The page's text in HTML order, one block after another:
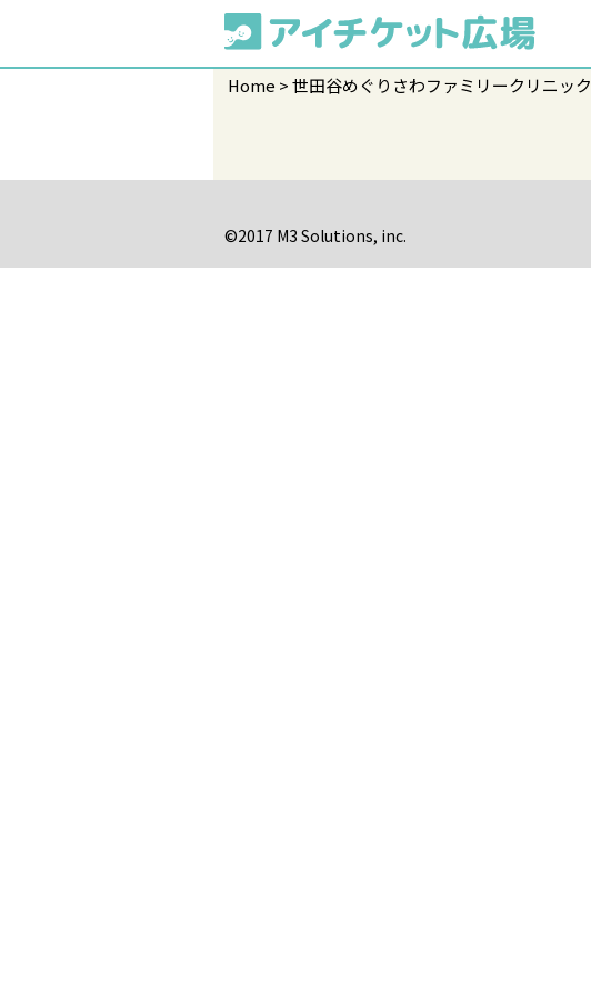
Home 世田谷めぐりさわファミリークリニック
©2017 M3 Solutions, inc.